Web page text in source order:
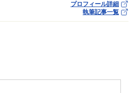
プロフィール詳細
執筆記事一覧